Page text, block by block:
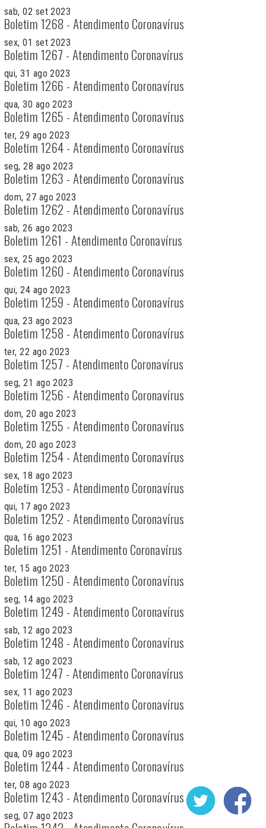
sab, 02 set 2023
Boletim 1268 - Atendimento Coronavírus
sex, 01 set 2023
Boletim 1267 - Atendimento Coronavírus
qui, 31 ago 2023
Boletim 1266 - Atendimento Coronavírus
qua, 30 ago 2023
Boletim 1265 - Atendimento Coronavírus
ter, 29 ago 2023
Boletim 1264 - Atendimento Coronavírus
seg, 28 ago 2023
Boletim 1263 - Atendimento Coronavírus
dom, 27 ago 2023
Boletim 1262 - Atendimento Coronavírus
sab, 26 ago 2023
Boletim 1261 - Atendimento Coronavírus
sex, 25 ago 2023
Boletim 1260 - Atendimento Coronavírus
qui, 24 ago 2023
Boletim 1259 - Atendimento Coronavírus
qua, 23 ago 2023
Boletim 1258 - Atendimento Coronavírus
ter, 22 ago 2023
Boletim 1257 - Atendimento Coronavírus
seg, 21 ago 2023
Boletim 1256 - Atendimento Coronavírus
dom, 20 ago 2023
Boletim 1255 - Atendimento Coronavírus
dom, 20 ago 2023
Boletim 1254 - Atendimento Coronavírus
sex, 18 ago 2023
Boletim 1253 - Atendimento Coronavírus
qui, 17 ago 2023
Boletim 1252 - Atendimento Coronavírus
qua, 16 ago 2023
Boletim 1251 - Atendimento Coronavírus
ter, 15 ago 2023
Boletim 1250 - Atendimento Coronavírus
seg, 14 ago 2023
Boletim 1249 - Atendimento Coronavírus
sab, 12 ago 2023
Boletim 1248 - Atendimento Coronavírus
sab, 12 ago 2023
Boletim 1247 - Atendimento Coronavírus
sex, 11 ago 2023
Boletim 1246 - Atendimento Coronavírus
qui, 10 ago 2023
Boletim 1245 - Atendimento Coronavírus
qua, 09 ago 2023
Boletim 1244 - Atendimento Coronavírus
ter, 08 ago 2023
Boletim 1243 - Atendimento Coronavírus
seg, 07 ago 2023